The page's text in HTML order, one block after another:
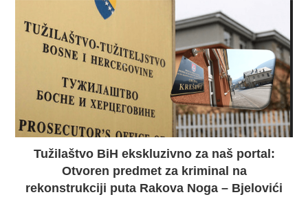
Tužilaštvo BiH ekskluzivno za naš portal:
Otvoren predmet za kriminal na
rekonstrukciji puta Rakova Noga – Bjelovići